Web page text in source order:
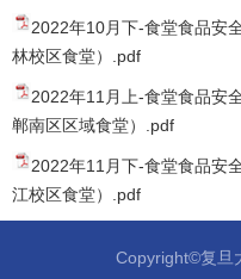
2022年10月下-食堂食品安
林校区食堂）.pdf
2022年11月上-食堂食品安
郸南区区域食堂）.pdf
2022年11月下-食堂食品安
江校区食堂）.pdf
Copyright©复旦